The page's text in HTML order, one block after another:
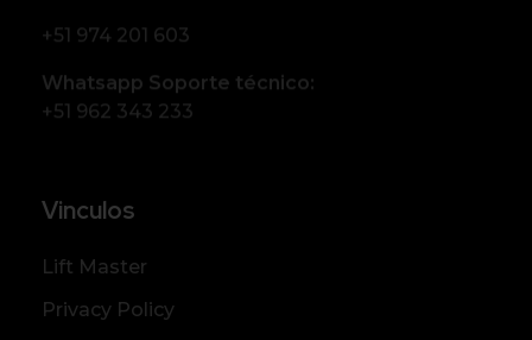
+51 974 201 603
Whatsapp Soporte técnico:
+51 962 343 233
Vinculos
Lift Master
Privacy Policy